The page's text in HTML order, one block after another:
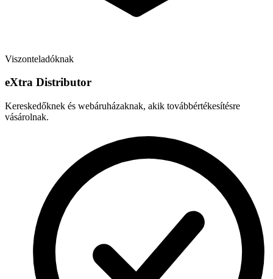
Viszonteladóknak
eXtra Distributor
Kereskedőknek és webáruházaknak, akik továbbértékesítésre
vásárolnak.